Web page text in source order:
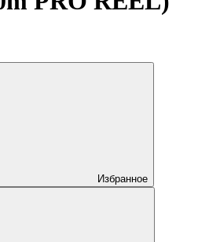
Избранное